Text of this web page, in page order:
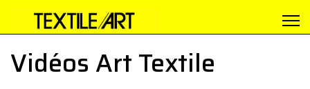
Vidéos Art Textile